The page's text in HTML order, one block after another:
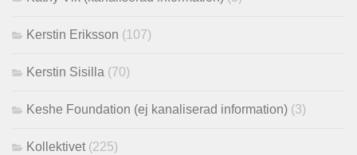
Kerstin Eriksson (107)
Kerstin Sisilla (70)
Keshe Foundation (ej kanaliserad information) (3)
Kollektivet(225)